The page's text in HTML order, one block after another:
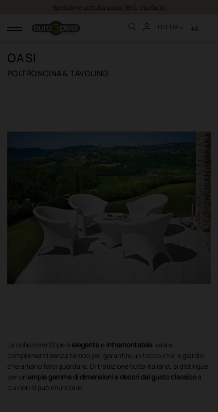
Spedizione gratuita sopra i 99 €, reso facile
navigazione IT/EUR
OASI
POLTRONCINA & TAVOLINO
La collezione Style è elegante e intramontabile: vasi e
complementi senza tempo per garantire un tocco chic a giardini
che amano farsi guardare. Di tradizione tutta italiana, si distingue
per un'ampia gamma di dimensioni e decori dal gusto classico a
cui non si può rinunciare.